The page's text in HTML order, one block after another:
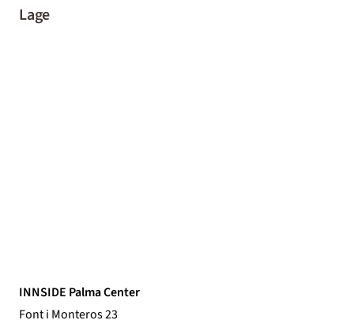
Lage
INNSIDE Palma Center
Font i Monteros 23